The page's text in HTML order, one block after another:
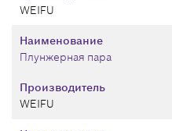
WEIFU
Производитель
WEIFU
Наименование
Плунжерная пара